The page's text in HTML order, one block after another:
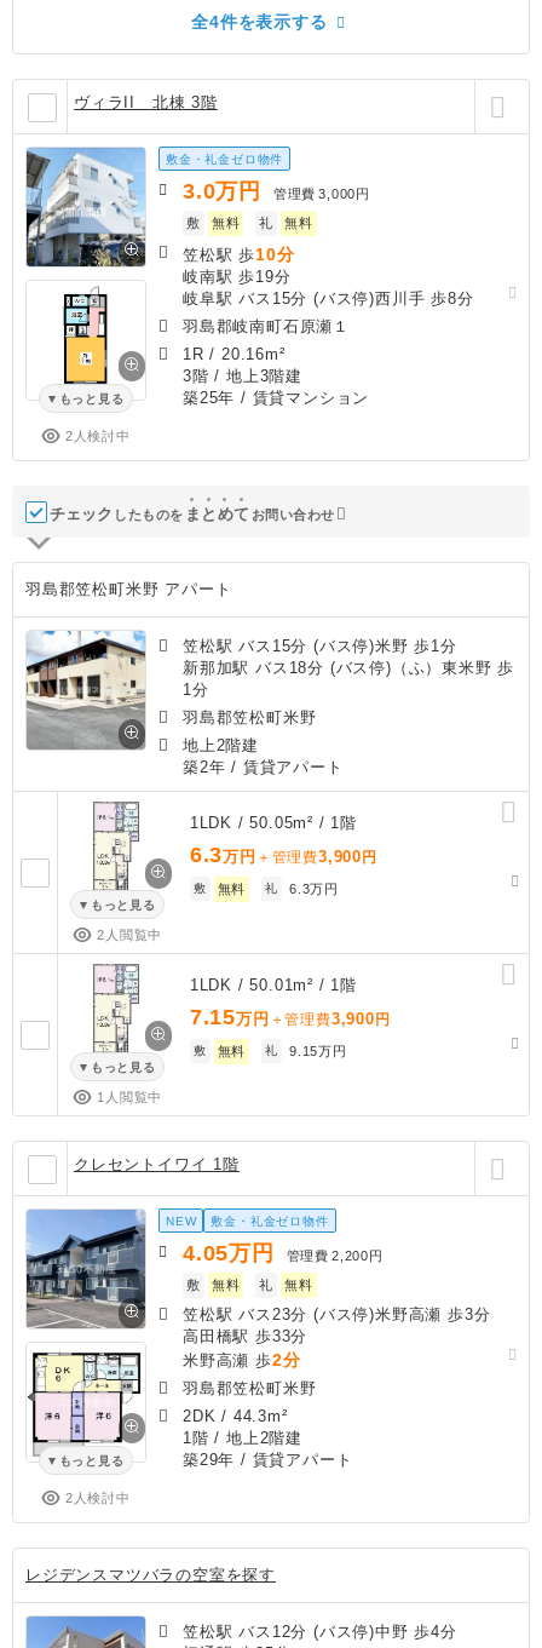
全4件を表示する
ヴィラII 北棟 3階
もっと見る
2人検討中
敷金・礼金ゼロ物件
3.0万円 管理費 3,000円
敷
無料 礼 無料
笠松駅 歩10分
岐南駅 歩19分
岐阜駅 バス15分 (バス停)西川手 歩8分
羽島郡岐南町石原瀬１
1R / 20.16m²
3階 / 地上3階建
築25年 / 賃貸マンション
チェック したものを ま と めて お問い合わせ
羽島郡笠松町米野 アパート
笠松駅 バス15分 (バス停)米野 歩1分
新那加駅 バス18分 (バス停)（ふ）東米野 歩
1分
羽島郡笠松町米野
地上2階建
築2年 / 賃貸アパート
もっと見る
2人閲覧中
1LDK / 50.05m² / 1階
6.3万円 ＋管理費3,900 円
敷 無料 礼 6.3万円
もっと見る
1人閲覧中
1LDK / 50.01m² / 1階
7.15万円 ＋管理費3,900 円
敷 無料 礼 9.15万円
クレセントイワイ 1階
もっと見る
2人検討中
NEW 敷金・礼金ゼロ物件
4.05万円 管理費 2,200円
敷
無料 礼 無料
笠松駅 バス23分 (バス停)米野高瀬 歩3分
高田橋駅 歩33分
米野高瀬 歩2分
羽島郡笠松町米野
2DK / 44.3m²
1階 / 地上2階建
築29年 / 賃貸アパート
レジデンスマツバラの空室を探す
笠松駅 バス12分 (バス停)中野 歩4分